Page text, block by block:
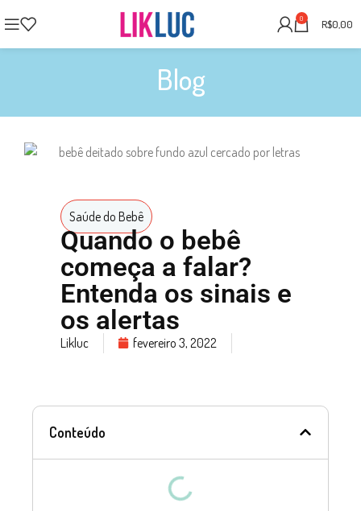
0 R$0,00
Blog
Saúde do Bebê
Quando o bebê
começa a falar?
Entenda os sinais e
os alertas
Likluc fevereiro 3, 2022
Conteúdo